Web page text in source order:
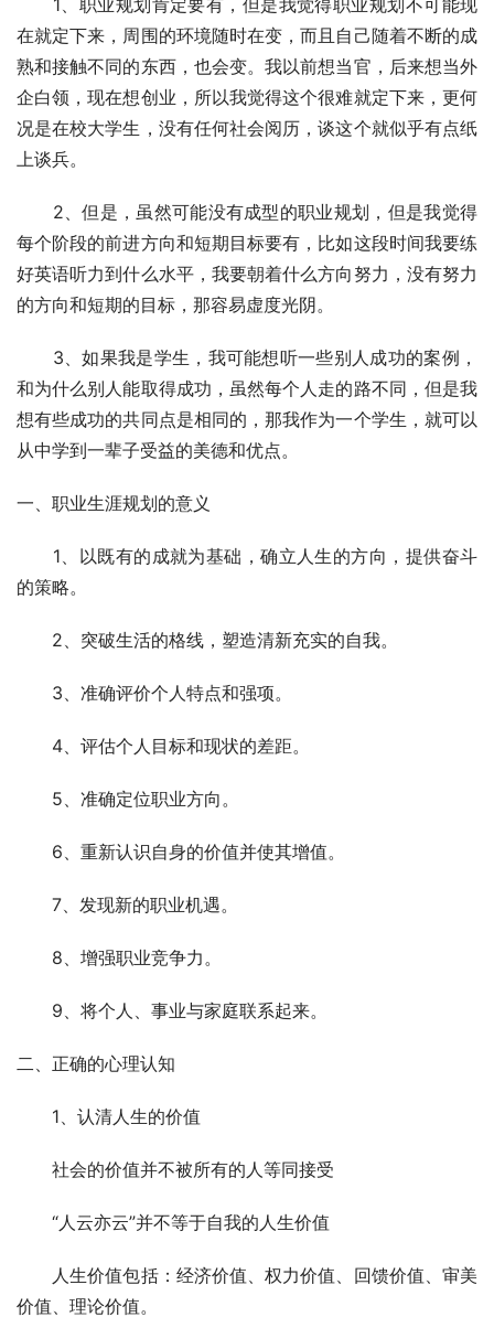
在就定下来，周围的环境随时在变，而且自己随着不断的成
熟和接触不同的东西，也会变。我以前想当官，后来想当外
企白领，现在想创业，所以我觉得这个很难就定下来，更何
况是在校大学生，没有任何社会阅历，谈这个就似乎有点纸
上谈兵。
2、但是，虽然可能没有成型的职业规划，但是我觉得
每个阶段的前进方向和短期目标要有，比如这段时间我要练
好英语听力到什么水平，我要朝着什么方向努力，没有努力
的方向和短期的目标，那容易虚度光阴。
3、如果我是学生，我可能想听一些别人成功的案例，
和为什么别人能取得成功，虽然每个人走的路不同，但是我
想有些成功的共同点是相同的，那我作为一个学生，就可以
从中学到一辈子受益的美德和优点。
一、职业生涯规划的意义
1、以既有的成就为基础，确立人生的方向，提供奋斗
的策略。
2、突破生活的格线，塑造清新充实的自我。
3、准确评价个人特点和强项。
4、评估个人目标和现状的差距。
5、准确定位职业方向。
6、重新认识自身的价值并使其增值。
7、发现新的职业机遇。
8、增强职业竞争力。
9、将个人、事业与家庭联系起来。
二、正确的心理认知
1、认清人生的价值
社会的价值并不被所有的人等同接受
“人云亦云”并不等于自我的人生价值
人生价值包括：经济价值、权力价值、回馈价值、审美
价值、理论价值。